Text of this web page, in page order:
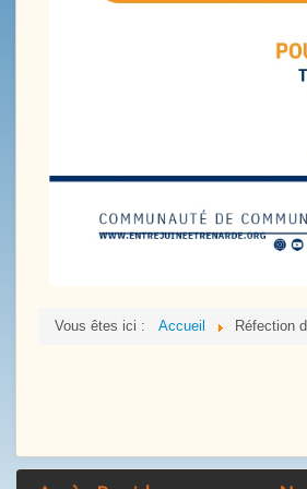
Vous êtes ici : Accueil Réfection